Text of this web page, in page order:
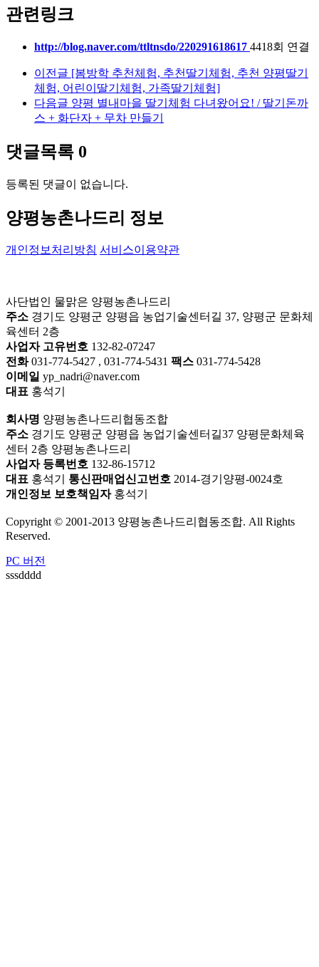
관련링크
http://blog.naver.com/ttltnsdo/220291618617 4418회 연결
이전글 [봄방학 추천체험, 추천딸기체험, 추천 양평딸기
체험, 어린이딸기체험, 가족딸기체험]
다음글 양평 별내마을 딸기체험 다녀왔어요! / 딸기돈까
스 + 화단자 + 무차 만들기
댓글목록 0
등록된 댓글이 없습니다.
양평농촌나드리 정보
개인정보처리방침 서비스이용약관
사단법인 물맑은 양평농촌나드리
주소 경기도 양평군 양평읍 농업기술센터길 37, 양평군 문화체
육센터 2층
사업자 고유번호 132-82-07247
전화031-774-5427 , 031-774-5431 팩스 031-774-5428
이메일 yp_nadri@naver.com
대표 홍석기
회사명 양평농촌나드리협동조합
주소 경기도 양평군 양평읍 농업기술센터길37 양평문화체육
센터 2층 양평농촌나드리
사업자 등록번호 132-86-15712
대표 홍석기 통신판매업신고번호 2014-경기양평-0024호
개인정보 보호책임자홍석기
Copyright © 2001-2013 양평농촌나드리협동조합. All Rights
Reserved.
PC 버전
sssdddd